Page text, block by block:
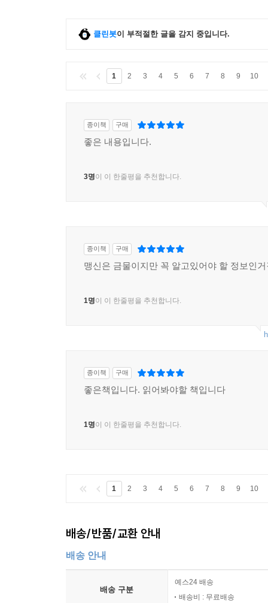
클린봇이 부적절한 글을 감지 중입니다.
1 2 3 4 5 6 7 8 9 10
종이책 구매
좋은 내용입니다.
3명이 이 한줄평을 추천합니다.
종이책 구매
맹신은 금물이지만 꼭 알고있어야 할 정보인
1명이 이 한줄평을 추천합니다.
종이책 구매
좋은책입니다. 읽어봐야할 책입니다
1명이 이 한줄평을 추천합니다.
1 2 3 4 5 6 7 8 9 10
배송/반품/교환 안내
배송 안내
배송 구분
예스24 배송
배송비 : 무료배송